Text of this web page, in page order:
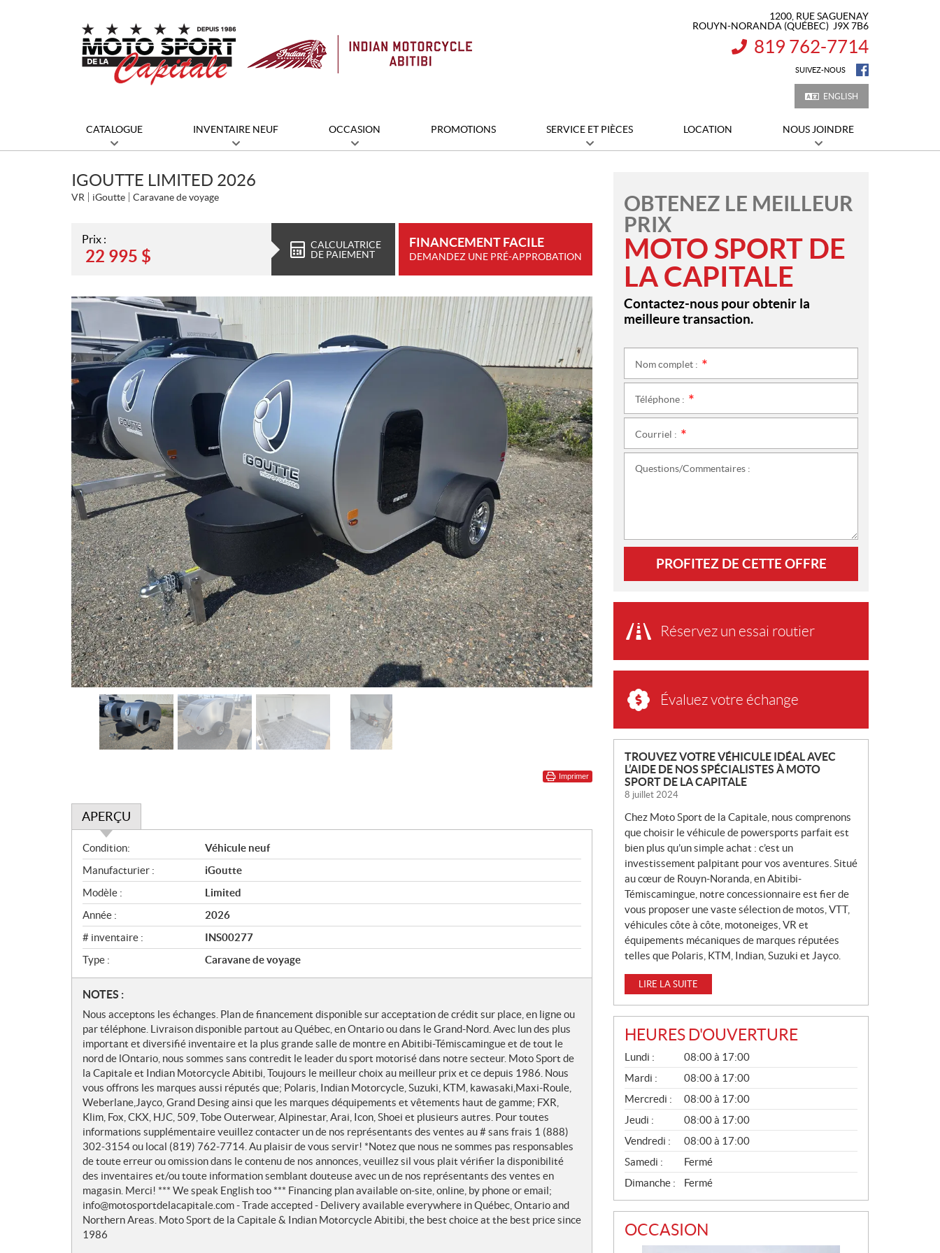
1200, RUE SAGUENAY
ROUYN-NORANDA (QUÉBEC) J9X 7B6
INFORMATION :
819 762-7714
SUIVEZ-NOUS
ENGLISH
CATALOGUE INVENTAIRE NEUF OCCASION PROMOTIONS SERVICE ET PIÈCES LOCATION NOUS JOINDRE
IGOUTTE LIMITED 2026
VR iGoutte Caravane de voyage
Prix :
22 995 $
CALCULATRICE
DE PAIEMENT
FINANCEMENT FACILE
DEMANDEZ UNE PRÉ-APPROBATION
Imprimer
APERÇU
A
p
e
r
ç
u
Condition:
Véhicule neuf
Manufacturier :
iGoutte
Modèle :
Limited
Année :
2026
# inventaire :
INS00277
Type :
Caravane de voyage
N
o
t
e
s
NOTES :
Nous acceptons les échanges. Plan de financement disponible sur acceptation de crédit sur place, en ligne ou
par téléphone. Livraison disponible partout au Québec, en Ontario ou dans le Grand-Nord. Avec lun des plus
important et diversifié inventaire et la plus grande salle de montre en Abitibi-Témiscamingue et de tout le
nord de lOntario, nous sommes sans contredit le leader du sport motorisé dans notre secteur. Moto Sport de
la Capitale et Indian Motorcycle Abitibi, Toujours le meilleur choix au meilleur prix et ce depuis 1986. Nous
vous offrons les marques aussi réputés que; Polaris, Indian Motorcycle, Suzuki, KTM, kawasaki,Maxi-Roule,
Weberlane,Jayco, Grand Desing ainsi que les marques déquipements et vêtements haut de gamme; FXR,
Klim, Fox, CKX, HJC, 509, Tobe Outerwear, Alpinestar, Arai, Icon, Shoei et plusieurs autres. Pour toutes
informations supplémentaire veuillez contacter un de nos représentants des ventes au # sans frais 1 (888)
302-3154 ou local (819) 762-7714. Au plaisir de vous servir! *Notez que nous ne sommes pas responsables
de toute erreur ou omission dans le contenu de nos annonces, veuillez sil vous plait vérifier la disponibilité
des inventaires et/ou toute information semblant douteuse avec un de nos représentants des ventes en
magasin. Merci! *** We speak English too *** Financing plan available on-site, online, by phone or email;
info@motosportdelacapitale.com - Trade accepted - Delivery available everywhere in Québec, Ontario and
Northern Areas. Moto Sport de la Capitale & Indian Motorcycle Abitibi, the best choice at the best price since
1986
OBTENEZ LE MEILLEUR
PRIX
MOTO SPORT DE
LA CAPITALE
Contactez-nous pour obtenir la
meilleure transaction.
Nom complet :
Téléphone :
Courriel :
Questions/Commentaires :
PROFITEZ DE CETTE OFFRE
Réservez un essai routier
Évaluez votre échange
N
O
U
V
E
L
L
E
S
TROUVEZ VOTRE VÉHICULE IDÉAL AVEC
L’AIDE DE NOS SPÉCIALISTES À MOTO
SPORT DE LA CAPITALE
8 juillet 2024
Chez Moto Sport de la Capitale, nous comprenons
que choisir le véhicule de powersports parfait est
bien plus qu’un simple achat : c’est un
investissement palpitant pour vos aventures. Situé
au cœur de Rouyn-Noranda, en Abitibi-
Témiscamingue, notre concessionnaire est fier de
vous proposer une vaste sélection de motos, VTT,
véhicules côte à côte, motoneiges, VR et
équipements mécaniques de marques réputées
telles que Polaris, KTM, Indian, Suzuki et Jayco.
LIRE LA SUITE
HEURES D'OUVERTURE
G
É
N
É
R
A
L
Lundi :
08:00 à 17:00
Mardi :
08:00 à 17:00
Mercredi :
08:00 à 17:00
Jeudi :
08:00 à 17:00
Vendredi :
08:00 à 17:00
Samedi :
Fermé
Dimanche :
Fermé
OCCASION